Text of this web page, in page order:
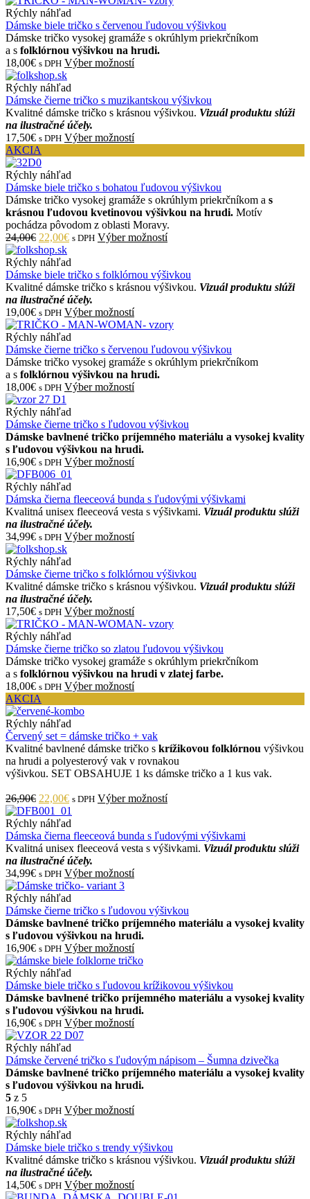
Rýchly náhľad
Dámske biele tričko s červenou ľudovou výšivkou
Dámske tričko vysokej gramáže s okrúhlym priekrčníkom
a s folklórnou výšivkou na hrudi.
18,00€ s DPH Výber možností
Rýchly náhľad
Dámske čierne tričko s muzikantskou výšivkou
Kvalitné dámske tričko s krásnou výšivkou. Vizuál produktu slúži
na ilustračné účely.
17,50€ s DPH Výber možností
AKCIA
Rýchly náhľad
Dámske biele tričko s bohatou ľudovou výšivkou
Dámske tričko vysokej gramáže s okrúhlym priekrčníkom a s
krásnou ľudovou kvetinovou výšivkou na hrudi. Motív
pochádza pôvodom z oblasti Moravy.
24,00€ 22,00€ s DPH Výber možností
Rýchly náhľad
Dámske biele tričko s folklórnou výšivkou
Kvalitné dámske tričko s krásnou výšivkou. Vizuál produktu slúži
na ilustračné účely.
19,00€ s DPH Výber možností
Rýchly náhľad
Dámske čierne tričko s červenou ľudovou výšivkou
Dámske tričko vysokej gramáže s okrúhlym priekrčníkom
a s folklórnou výšivkou na hrudi.
18,00€ s DPH Výber možností
Rýchly náhľad
Dámske čierne tričko s ľudovou výšivkou
Dámske bavlnené tričko príjemného materiálu a vysokej kvality
s ľudovou výšivkou na hrudi.
16,90€ s DPH Výber možností
Rýchly náhľad
Dámska čierna fleeceová bunda s ľudovými výšivkami
Kvalitná unisex fleeceová vesta s výšivkami. Vizuál produktu slúži
na ilustračné účely.
34,99€ s DPH Výber možností
Rýchly náhľad
Dámske čierne tričko s folklórnou výšivkou
Kvalitné dámske tričko s krásnou výšivkou. Vizuál produktu slúži
na ilustračné účely.
17,50€ s DPH Výber možností
Rýchly náhľad
Dámske čierne tričko so zlatou ľudovou výšivkou
Dámske tričko vysokej gramáže s okrúhlym priekrčníkom
a s folklórnou výšivkou na hrudi v zlatej farbe.
18,00€ s DPH Výber možností
AKCIA
Rýchly náhľad
Červený set = dámske tričko + vak
Kvalitné bavlnené dámske tričko s krížikovou folklórnou výšivkou
na hrudi a polyesterový vak v rovnakou
výšivkou. SET OBSAHUJE 1 ks dámske tričko a 1 kus vak.
26,90€ 22,00€ s DPH Výber možností
Rýchly náhľad
Dámska čierna fleeceová bunda s ľudovými výšivkami
Kvalitná unisex fleeceová vesta s výšivkami. Vizuál produktu slúži
na ilustračné účely.
34,99€ s DPH Výber možností
Rýchly náhľad
Dámske čierne tričko s ľudovou výšivkou
Dámske bavlnené tričko príjemného materiálu a vysokej kvality
s ľudovou výšivkou na hrudi.
16,90€ s DPH Výber možností
Rýchly náhľad
Dámske biele tričko s ľudovou krížikovou výšivkou
Dámske bavlnené tričko príjemného materiálu a vysokej kvality
s ľudovou výšivkou na hrudi.
16,90€ s DPH Výber možností
Rýchly náhľad
Dámske červené tričko s ľudovým nápisom – Šumna dzivečka
Dámske bavlnené tričko príjemného materiálu a vysokej kvality
s ľudovou výšivkou na hrudi.
5 z 5
16,90€ s DPH Výber možností
Rýchly náhľad
Dámske biele tričko s trendy výšivkou
Kvalitné dámske tričko s krásnou výšivkou. Vizuál produktu slúži
na ilustračné účely.
14,50€ s DPH Výber možností